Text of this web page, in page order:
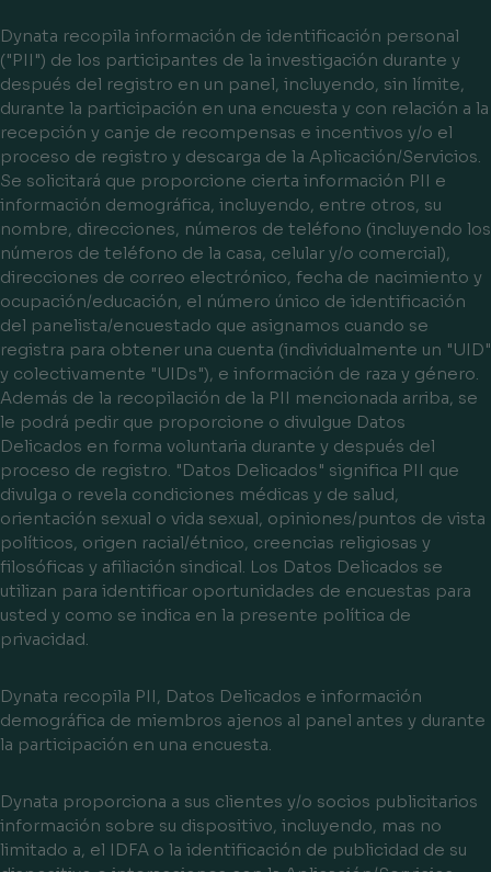
Dynata recopila información de identificación personal
("PII") de los participantes de la investigación durante y
después del registro en un panel, incluyendo, sin límite,
durante la participación en una encuesta y con relación a la
recepción y canje de recompensas e incentivos y/o el
proceso de registro y descarga de la Aplicación/Servicios.
Se solicitará que proporcione cierta información PII e
información demográfica, incluyendo, entre otros, su
nombre, direcciones, números de teléfono (incluyendo los
números de teléfono de la casa, celular y/o comercial),
direcciones de correo electrónico, fecha de nacimiento y
ocupación/educación, el número único de identificación
del panelista/encuestado que asignamos cuando se
registra para obtener una cuenta (individualmente un "UID"
y colectivamente "UIDs"), e información de raza y género.
Además de la recopilación de la PII mencionada arriba, se
le podrá pedir que proporcione o divulgue Datos
Delicados en forma voluntaria durante y después del
proceso de registro. "Datos Delicados" significa PII que
divulga o revela condiciones médicas y de salud,
orientación sexual o vida sexual, opiniones/puntos de vista
políticos, origen racial/étnico, creencias religiosas y
filosóficas y afiliación sindical. Los Datos Delicados se
utilizan para identificar oportunidades de encuestas para
usted y como se indica en la presente política de
privacidad.
Dynata recopila PII, Datos Delicados e información
demográfica de miembros ajenos al panel antes y durante
la participación en una encuesta.
Dynata proporciona a sus clientes y/o socios publicitarios
información sobre su dispositivo, incluyendo, mas no
limitado a, el IDFA o la identificación de publicidad de su